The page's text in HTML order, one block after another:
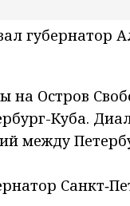
губернатор
на Остров
Куба.
между